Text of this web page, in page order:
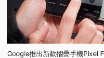
Google推出新款摺疊手機Pixel